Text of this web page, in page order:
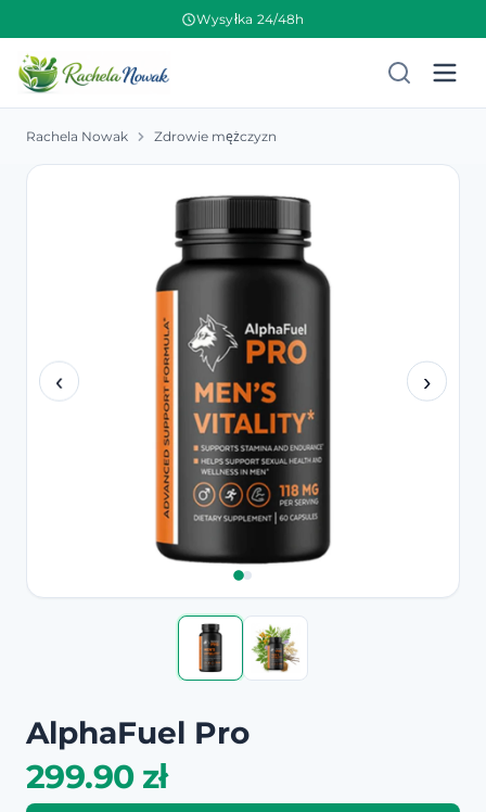
Wysyłka 24/48h
Rachela Nowak Zdrowie mężczyzn
‹ ›
AlphaFuel Pro
299.90 zł